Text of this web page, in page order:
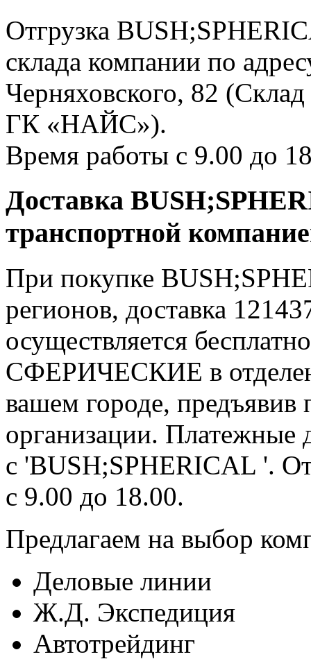
Отгрузка
склада компании по
Черняховского, 82
ГК «НАЙС»).
Время работы с 9.00 до
Доставка
транспортной
При покупке
регионов, доставка
осуществляется
СФЕРИЧЕСКИЕ в
вашем городе, предъявив
организации. Платежные
с 'BUSH;SPHERICAL '.
с 9.00 до 18.00.
Предлагаем на выбор
Деловые линии
Ж.Д. Экспедиция
Автотрейдинг